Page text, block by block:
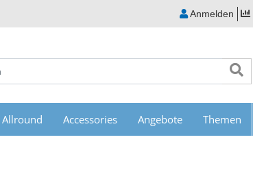
Anmelden
Allround Accessories Angebote Themen